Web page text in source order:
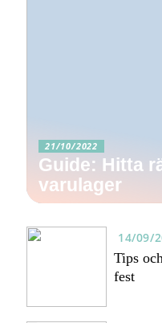
21/10/2022
Guide: Hitta
varulager
14/09/
Tips
fest